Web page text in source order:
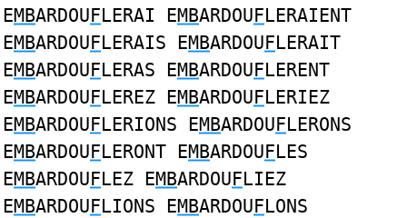
EMBARDOUFLERAI EMBARDOUFLERAIENT
EMBARDOUFLERAIS EMBARDOUFLERAIT
EMBARDOUFLERAS EMBARDOUFLERENT
EMBARDOUFLEREZ EMBARDOUFLERIEZ
EMBARDOUFLERIONS EMBARDOUFLERONS
EMBARDOUFLERONT EMBARDOUFLES
EMBARDOUFLEZ EMBARDOUFLIEZ
EMBARDOUFLIONS EMBARDOUFLONS